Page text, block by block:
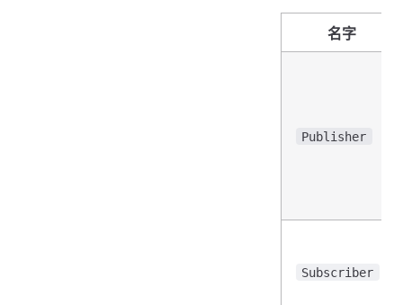
名字
Publisher
Subscriber